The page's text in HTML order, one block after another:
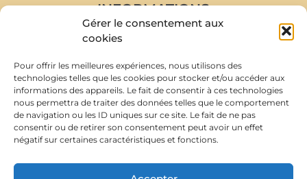
Gérer le consentement aux
cookies
Pour offrir les meilleures expériences, nous utilisons des
technologies telles que les cookies pour stocker et/ou accéder aux
informations des appareils. Le fait de consentir à ces technologies
nous permettra de traiter des données telles que le comportement
de navigation ou les ID uniques sur ce site. Le fait de ne pas
consentir ou de retirer son consentement peut avoir un effet
négatif sur certaines caractéristiques et fonctions.
INFORMATIONS
Mon compte
Livraison et retour
Prise de rendez-vous
Conditions de rachat
À PROPOS